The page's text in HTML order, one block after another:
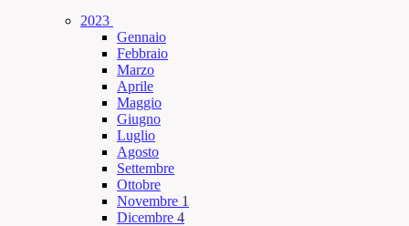
2023
Gennaio
Febbraio
Marzo
Aprile
Maggio
Giugno
Luglio
Agosto
Settembre
Ottobre
Novembre 1
Dicembre 4